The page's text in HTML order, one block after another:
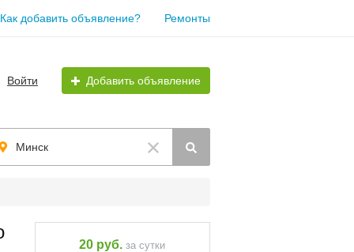
Как добавить объявление? Ремонты
Войти Добавить объявление
Минск
20 руб.за сутки